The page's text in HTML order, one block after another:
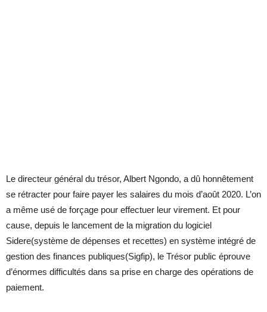
Le directeur général du trésor, Albert Ngondo, a dû honnêtement
se rétracter pour faire payer les salaires du mois d’août 2020. L’on
a même usé de forçage pour effectuer leur virement. Et pour
cause, depuis le lancement de la migration du logiciel
Sidere(système de dépenses et recettes) en système intégré de
gestion des finances publiques(Sigfip), le Trésor public éprouve
d’énormes difficultés dans sa prise en charge des opérations de
paiement.